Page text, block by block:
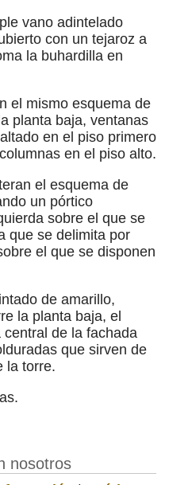
vano adintelado
con un tejaroz a
la buhardilla en
el mismo esquema de
planta baja, ventanas
en el piso primero
en el piso alto.
el esquema de
un pórtico
sobre el que se
que se delimita por
el que se disponen
de amarillo,
la planta baja, el
de la fachada
que sirven de
la torre.
nosotros